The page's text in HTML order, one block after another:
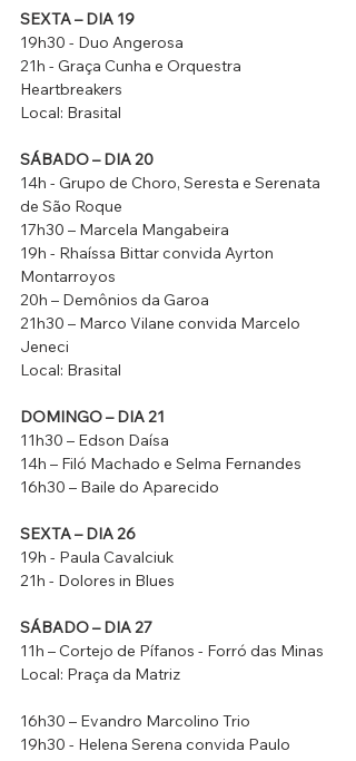
SEXTA – DIA 19
19h30 - Duo Angerosa
21h - Graça Cunha e Orquestra
Heartbreakers
Local: Brasital
SÁBADO – DIA 20
14h - Grupo de Choro, Seresta e Serenata
de São Roque
17h30 – Marcela Mangabeira
19h - Rhaíssa Bittar convida Ayrton
Montarroyos
20h – Demônios da Garoa
21h30 – Marco Vilane convida Marcelo
Jeneci
Local: Brasital
DOMINGO – DIA 21
11h30 – Edson Daísa
14h – Filó Machado e Selma Fernandes
16h30 – Baile do Aparecido
SEXTA – DIA 26
19h - Paula Cavalciuk
21h - Dolores in Blues
SÁBADO – DIA 27
11h – Cortejo de Pífanos - Forró das Minas
Local: Praça da Matriz
16h30 – Evandro Marcolino Trio
19h30 - Helena Serena convida Paulo